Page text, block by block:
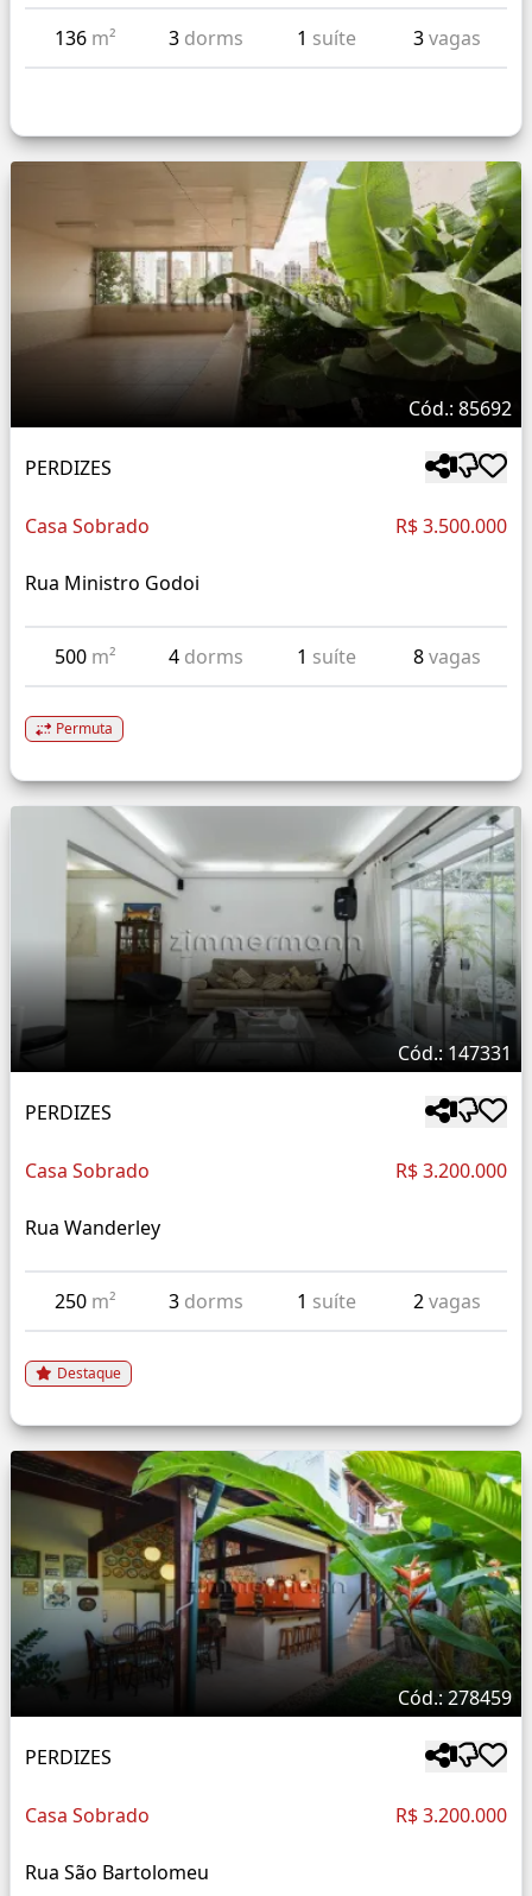
136 m² 3 dorms 1 suíte 3vagas
Cód.: 85692
PERDIZES
Casa Sobrado R$ 3.500.000
Rua Ministro Godoi
500 m² 4 dorms 1 suíte 8vagas
Permuta
Cód.: 147331
PERDIZES
Casa Sobrado R$ 3.200.000
Rua Wanderley
250 m² 3 dorms 1 suíte 2vagas
Destaque
Cód.: 278459
PERDIZES
Casa Sobrado R$ 3.200.000
Rua São Bartolomeu